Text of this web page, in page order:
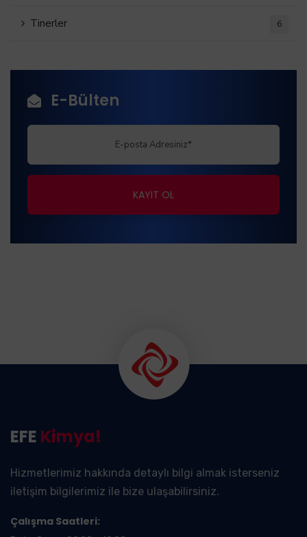
Tinerler 6
E-Bülten
EFE Kimya!
Hizmetlerimiz hakkında detaylı bilgi almak isterseniz
iletişim bilgilerimiz ile bize ulaşabilirsiniz.
Çalışma Saatleri: